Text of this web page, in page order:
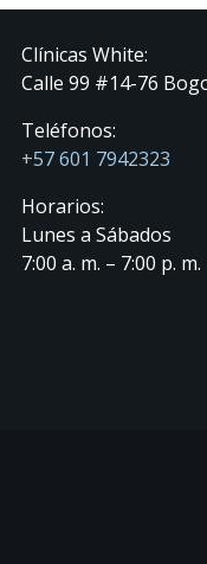
Clínicas White:
Calle 99 #14-76
Teléfonos:
+57 601 7942323
Horarios:
Lunes a Sábados
7:00 a. m. – 7:00 p. m.